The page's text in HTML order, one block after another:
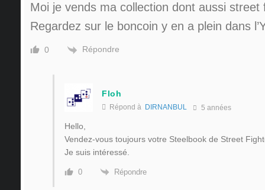
Moi je vends ma collection dont aussi street
Regardez sur le boncoin y en a plein dans
0 Répondre
Floh
Répond à DIRNANBUL 5 années
Hello,
Vendez-vous toujours votre Steelbook de Street
Je suis intéressé.
0 Répondre